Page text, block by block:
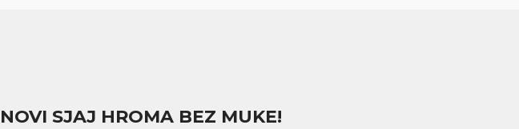
NOVI SJAJ HROMA BEZ MUKE!